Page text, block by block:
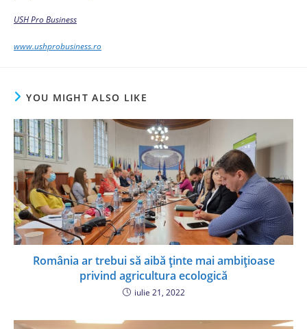
USH Pro Business
www.ushprobusiness.ro
YOU MIGHT ALSO LIKE
România ar trebui să aibă ținte mai ambițioase
privind agricultura ecologică
iulie 21, 2022